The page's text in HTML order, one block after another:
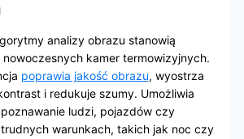
analizy obrazu stanowią
kamer termowizyjnych.
poprawia jakość obrazu, wyostrza
i redukuje szumy. Umożliwia
ludzi, pojazdów czy
warunkach, takich jak noc czy